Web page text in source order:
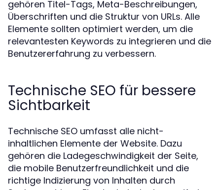
gehören Titel-Tags, Meta-Beschreibungen,
Überschriften und die Struktur von URLs. Alle
Elemente sollten optimiert werden, um die
relevantesten Keywords zu integrieren und die
Benutzererfahrung zu verbessern.
Technische SEO für bessere
Sichtbarkeit
Technische SEO umfasst alle nicht-
inhaltlichen Elemente der Website. Dazu
gehören die Ladegeschwindigkeit der Seite,
die mobile Benutzerfreundlichkeit und die
richtige Indizierung von Inhalten durch